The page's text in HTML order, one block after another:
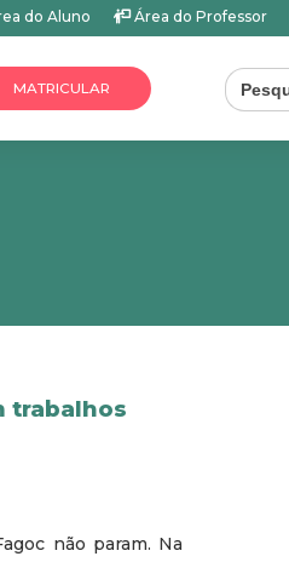
do Aluno Área do Professor
MATRICULAR
Search
for:
trabalhos
não param. Na